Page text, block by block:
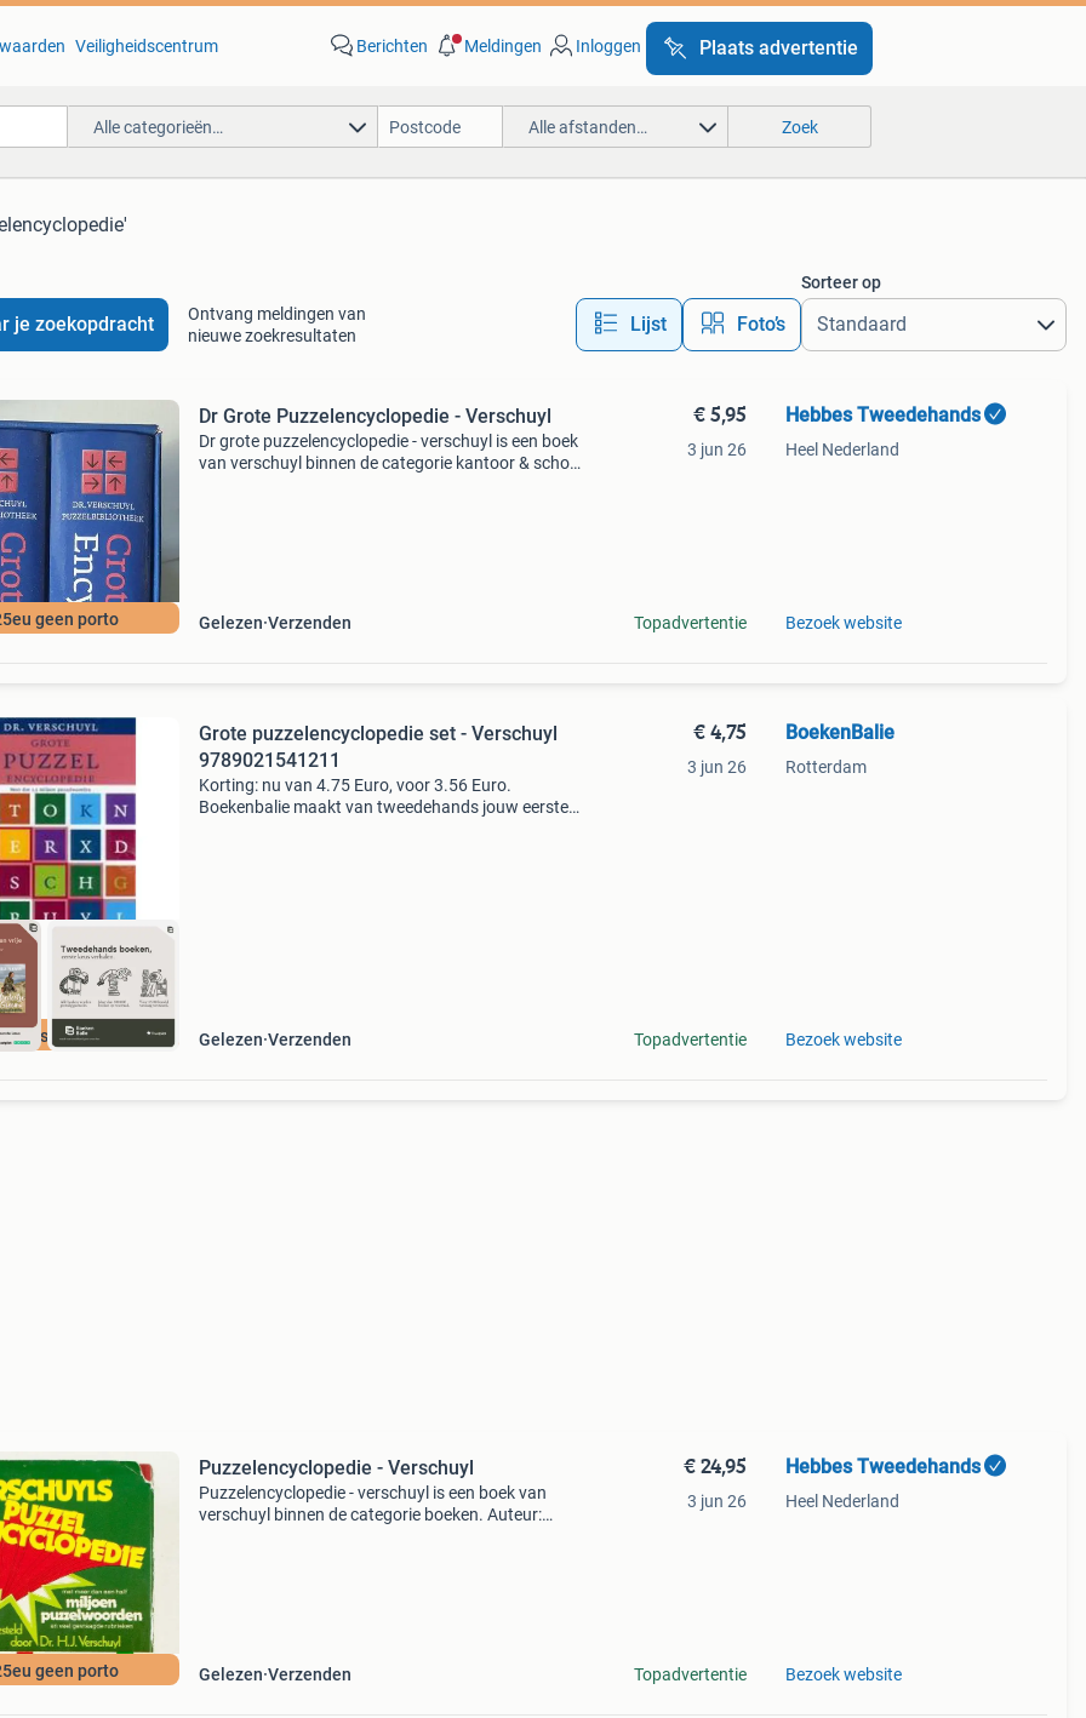
Veiligheidscentrum Berichten Meldingen Inloggen Plaats advertentie
Alle categorieën… Alle afstanden… Zoek
je zoekopdracht
Ontvang meldingen van
nieuwe zoekresultaten
Lijst Foto’s
Sorteer op
geen porto
Dr Grote Puzzelencyclopedie - Verschuyl
Dr grote puzzelencyclopedie - verschuyl is een boek
van verschuyl binnen de categorie kantoor & school
Gelezen Verzenden
€ 5,95
3 jun 26
Topadvertentie
Hebbes Tweedehands
Heel Nederland
Bezoek website
prijs
Grote puzzelencyclopedie set - Verschuyl
9789021541211
Korting: nu van 4.75 Euro, voor 3.56 Euro.
Boekenbalie maakt van tweedehands jouw eerste
Gelezen Verzenden
€ 4,75
3 jun 26
Topadvertentie
BoekenBalie
Rotterdam
Bezoek website
geen porto
Puzzelencyclopedie - Verschuyl
Puzzelencyclopedie - verschuyl is een boek van
verschuyl binnen de categorie boeken. Auteur:
Gelezen Verzenden
€ 24,95
3 jun 26
Topadvertentie
Hebbes Tweedehands
Heel Nederland
Bezoek website